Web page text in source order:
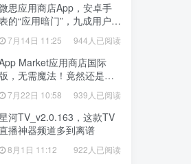
思应用商店App，安卓手
的“应用暗门”，九成用户还
没发现
7月14日 11:25 944人已阅读
Market应用商店国际
版，无需魔法！竟然还是大
厂出品？
7月22日 10:58 939人已阅读
河TV_v2.0.163，这款TV
播神器频道多到离谱
8月1日 11:12 922人已阅读